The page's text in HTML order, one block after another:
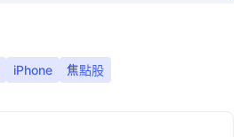
iPhone 焦點股